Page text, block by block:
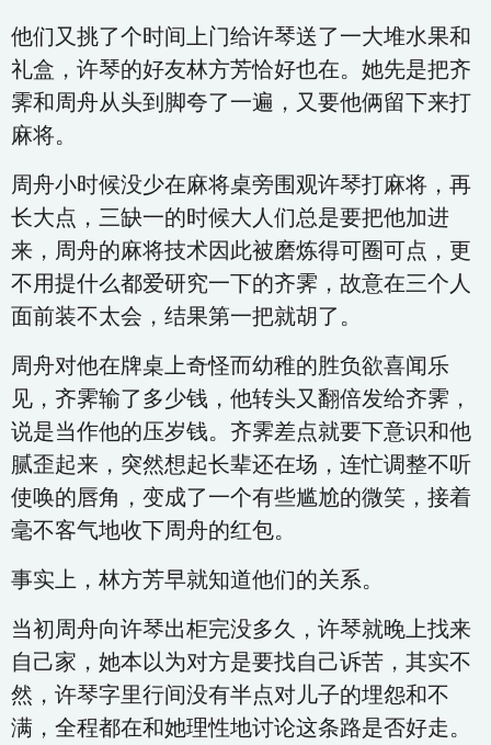
他们又挑了个时间上门给许琴送了一大堆水果和
礼盒，许琴的好友林方芳恰好也在。她先是把齐
霁和周舟从头到脚夸了一遍，又要他俩留下来打
麻将。
周舟小时候没少在麻将桌旁围观许琴打麻将，再
长大点，三缺一的时候大人们总是要把他加进
来，周舟的麻将技术因此被磨炼得可圈可点，更
不用提什么都爱研究一下的齐霁，故意在三个人
面前装不太会，结果第一把就胡了。
周舟对他在牌桌上奇怪而幼稚的胜负欲喜闻乐
见，齐霁输了多少钱，他转头又翻倍发给齐霁，
说是当作他的压岁钱。齐霁差点就要下意识和他
腻歪起来，突然想起长辈还在场，连忙调整不听
使唤的唇角，变成了一个有些尴尬的微笑，接着
毫不客气地收下周舟的红包。
事实上，林方芳早就知道他们的关系。
当初周舟向许琴出柜完没多久，许琴就晚上找来
自己家，她本以为对方是要找自己诉苦，其实不
然，许琴字里行间没有半点对儿子的埋怨和不
满，全程都在和她理性地讨论这条路是否好走。